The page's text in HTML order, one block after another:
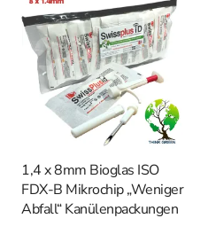
1,4 x 8mm Bioglas ISO
FDX-B Mikrochip „Weniger
Abfall“ Kanülenpackungen